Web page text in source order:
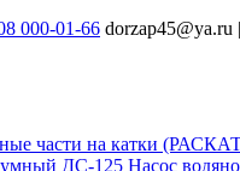
000-01-66 dorzap45@ya.ru |
части на катки
ДС-125 Насос